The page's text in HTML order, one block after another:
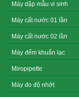
Máy dập mẫu vi sinh
Máy cất nước 01 lần
Máy cất nước 02 lần
Máy đếm khuẩn lạc
Miropipette
Máy đo độ nhớt